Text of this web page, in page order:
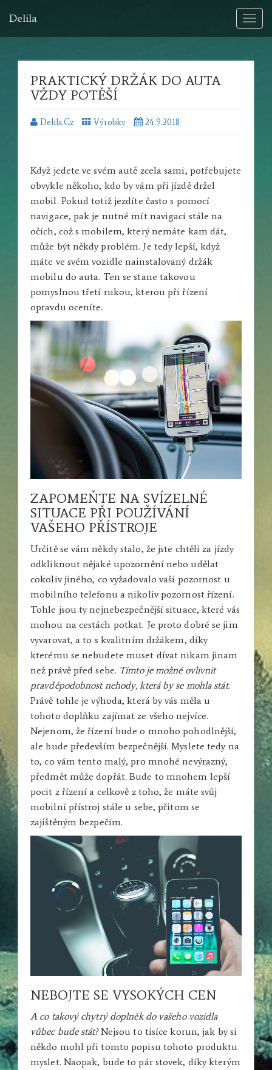
Delila
PRAKTICKÝ DRŽÁK DO AUTA
VŽDY POTĚŠÍ
Delila.cz Výrobky 24.9.2018
Když jedete ve svém autě zcela sami, potřebujete
obvykle někoho, kdo by vám při jízdě držel
mobil. Pokud totiž jezdíte často s pomocí
navigace, pak je nutné mít navigaci stále na
očích, což s mobilem, který nemáte kam dát,
může být někdy problém. Je tedy lepší, když
máte ve svém vozidle nainstalovaný držák
mobilu do auta. Ten se stane takovou
pomyslnou třetí rukou, kterou při řízení
opravdu oceníte.
ZAPOMEŇTE NA SVÍZELNÉ
SITUACE PŘI POUŽÍVÁNÍ
VAŠEHO PŘÍSTROJE
Určitě se vám někdy stalo, že jste chtěli za jízdy
odkliknout nějaké upozornění nebo udělat
cokoliv jiného, co vyžadovalo vaši pozornost u
mobilního telefonu a nikoliv pozornost řízení.
Tohle jsou ty nejnebezpečnější situace, které vás
mohou na cestách potkat. Je proto dobré se jim
vyvarovat, a to s kvalitním držákem, díky
kterému se nebudete muset dívat nikam jinam
než právě před sebe. Tímto je možné ovlivnit
pravděpodobnost nehody, která by se mohla stát.
Právě tohle je výhoda, která by vás měla u
tohoto doplňku zajímat ze všeho nejvíce.
Nejenom, že řízení bude o mnoho pohodlnější,
ale bude především bezpečnější. Myslete tedy na
to, co vám tento malý, pro mnohé nevýrazný,
předmět může dopřát. Bude to mnohem lepší
pocit z řízení a celkově z toho, že máte svůj
mobilní přístroj stále u sebe, přitom se
zajištěným bezpečím.
NEBOJTE SE VYSOKÝCH CEN
A co takový chytrý doplněk do vašeho vozidla
vůbec bude stát?Nejsou to tisíce korun, jak by si
někdo mohl při tomto popisu tohoto produktu
myslet. Naopak, bude to pár stovek, díky kterým